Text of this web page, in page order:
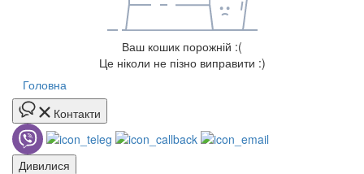
Ваш кошик порожній :(
Це ніколи не пізно виправити :)
Головна
Контакти
Дивилися